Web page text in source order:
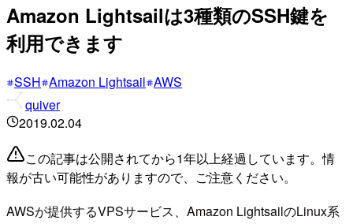
Amazon Lightsailは3種類のSSH鍵を
利用できます
SSH Amazon Lightsail AWS
quiver
2019.02.04
この記事は公開されてから1年以上経過しています。情
報が古い可能性がありますので、ご注意ください。
AWSが提供するVPSサービス、Amazon LightsailのLinux系